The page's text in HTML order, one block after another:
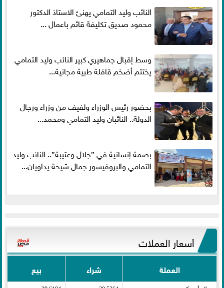
النائب وليد التمامي يهنئ الاستاذ الدكتور
محمود صديق تكليفة قائم باعمال ...
وسط إقبال جماهيري كبير النائب وليد التمامي
يختتم أضخم قافلة طبية مجانية...
بحضور رئيس الوزراء ولفيف من وزراء ورجال
الدولة.. النائبان وليد التمامي ومحمد...
بصمة إنسانية في ”جلال وعتيبة”.. النائب وليد
التمامي والبروفيسور جمال شيحة يداويان...
أسعار العملات
العملة شراء بيع